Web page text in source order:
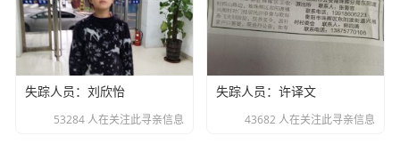
失踪人员：刘欣怡
53284 人在关注此寻亲信息
失踪人员：许译文
43682 人在关注此寻亲信息